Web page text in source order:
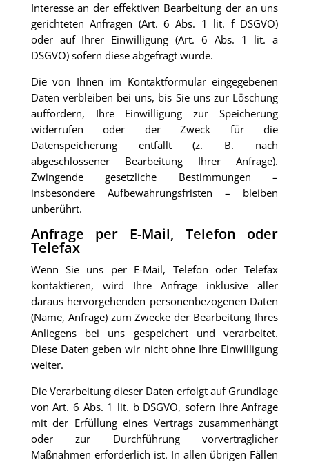
Interesse an der effektiven Bearbeitung der an uns
gerichteten Anfragen (Art. 6 Abs. 1 lit. f DSGVO)
oder auf Ihrer Einwilligung (Art. 6 Abs. 1 lit. a
DSGVO) sofern diese abgefragt wurde.
Die von Ihnen im Kontaktformular eingegebenen
Daten verbleiben bei uns, bis Sie uns zur Löschung
auffordern, Ihre Einwilligung zur Speicherung
widerrufen oder der Zweck für die
Datenspeicherung entfällt (z. B. nach
abgeschlossener Bearbeitung Ihrer Anfrage).
Zwingende gesetzliche Bestimmungen –
insbesondere Aufbewahrungsfristen – bleiben
unberührt.
Anfrage per E-Mail, Telefon oder
Telefax
Wenn Sie uns per E-Mail, Telefon oder Telefax
kontaktieren, wird Ihre Anfrage inklusive aller
daraus hervorgehenden personenbezogenen Daten
(Name, Anfrage) zum Zwecke der Bearbeitung Ihres
Anliegens bei uns gespeichert und verarbeitet.
Diese Daten geben wir nicht ohne Ihre Einwilligung
weiter.
Die Verarbeitung dieser Daten erfolgt auf Grundlage
von Art. 6 Abs. 1 lit. b DSGVO, sofern Ihre Anfrage
mit der Erfüllung eines Vertrags zusammenhängt
oder zur Durchführung vorvertraglicher
Maßnahmen erforderlich ist. In allen übrigen Fällen